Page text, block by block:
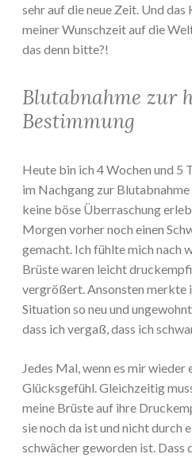
sehr auf die neue Zeit. Und das
meiner Wunschzeit auf die
das denn bitte?!
Blutabnahme zur
Bestimmung
Heute bin ich 4 Wochen und 5
im Nachgang zur
keine böse Überraschung
Morgen vorher noch einen
gemacht. Ich fühlte mich nach
Brüste waren leicht
vergrößert. Ansonsten merkte
Situation so neu und
dass ich vergaß, dass ich
Jedes Mal, wenn es mir
Glücksgefühl. Gleichzeitig
meine Brüste auf ihre
sie noch da ist und nicht durch
schwächer geworden ist. Dass